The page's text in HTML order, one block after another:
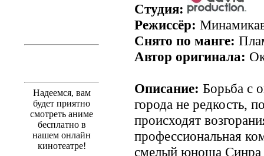
Надеемся, вам
будет приятно
смотреть аниме
бесплатно в
нашем онлайн
кинотеатре!
Студия:
Режиссёр:
Снято по манге:
Автор оригинала:
Описание: Борьба с
города не редкость,
происходят
профессиональная
смелый юноша Синра